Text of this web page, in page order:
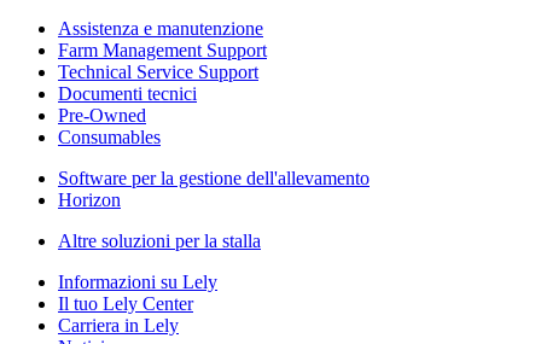
Assistenza e manutenzione
Farm Management Support
Technical Service Support
Documenti tecnici
Pre-Owned
Consumables
Software per la gestione dell'allevamento
Horizon
Altre soluzioni per la stalla
Informazioni su Lely
Il tuo Lely Center
Carriera in Lely